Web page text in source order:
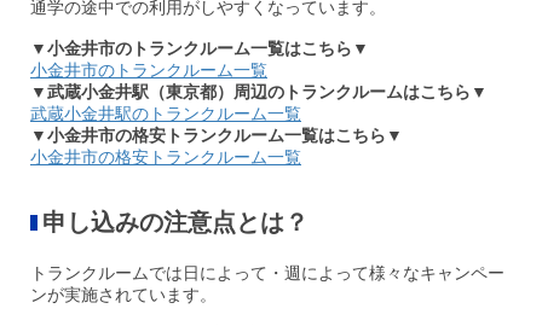
通学の途中での利用がしやすくなっています。
▼小金井市のトランクルーム一覧はこちら▼
小金井市のトランクルーム一覧
▼武蔵小金井駅（東京都）周辺のトランクルームはこちら▼
武蔵小金井駅のトランクルーム一覧
▼小金井市の格安トランクルーム一覧はこちら▼
小金井市の格安トランクルーム一覧
申し込みの注意点とは？
トランクルームでは日によって・週によって様々なキャンペー
ンが実施されています。